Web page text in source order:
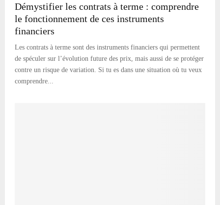
Démystifier les contrats à terme : comprendre
le fonctionnement de ces instruments
financiers
Les contrats à terme sont des instruments financiers qui permettent
de spéculer sur l’évolution future des prix, mais aussi de se protéger
contre un risque de variation. Si tu es dans une situation où tu veux
comprendre...